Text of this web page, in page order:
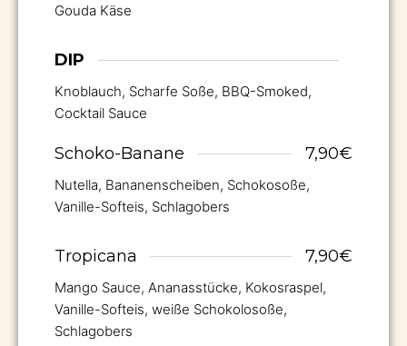
Gouda Käse
DIP
Knoblauch, Scharfe Soße, BBQ-Smoked,
Cocktail Sauce
Schoko-Banane 7,90€
Nutella, Bananenscheiben, Schokosoße,
Vanille-Softeis, Schlagobers
Tropicana 7,90€
Mango Sauce, Ananasstücke, Kokosraspel,
Vanille-Softeis, weiße Schokolosoße,
Schlagobers